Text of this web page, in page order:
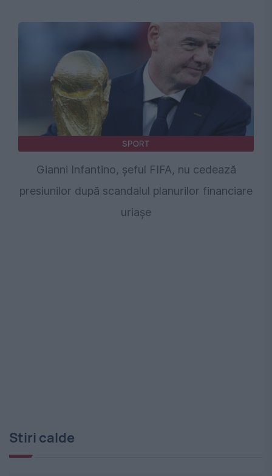
SPORT
Gianni Infantino, șeful FIFA, nu cedează
presiunilor după scandalul planurilor financiare
uriașe
Stiri calde